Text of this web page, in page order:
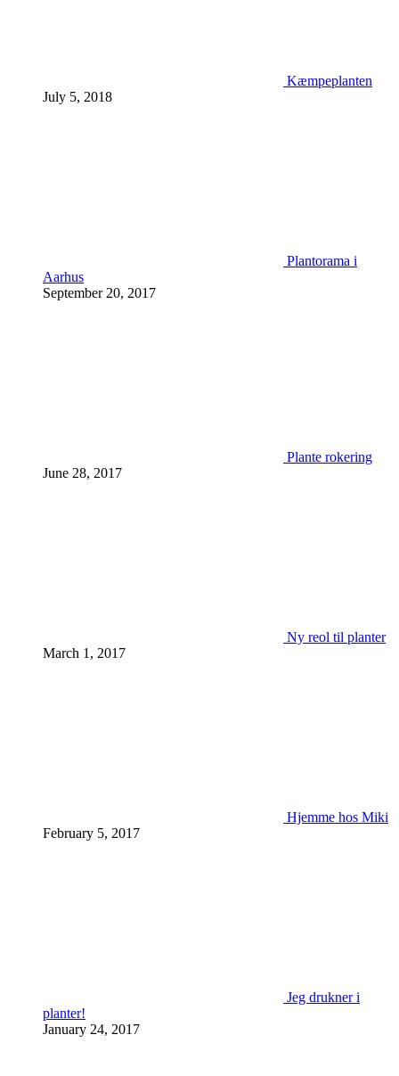
Kæmpeplanten
July 5, 2018
Plantorama i
Aarhus
September 20, 2017
Plante rokering
June 28, 2017
Ny reol til planter
March 1, 2017
Hjemme hos Miki
February 5, 2017
Jeg drukner i
planter!
January 24, 2017